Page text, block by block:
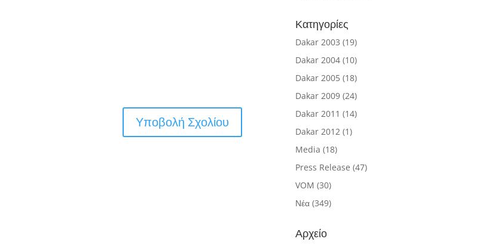
Κατηγορίες
Dakar 2003 (19)
Dakar 2004 (10)
Dakar 2005 (18)
Dakar 2009 (24)
Dakar 2011 (14)
Dakar 2012 (1)
Media (18)
Press Release (47)
VOM (30)
Νέα (349)
Αρχείο